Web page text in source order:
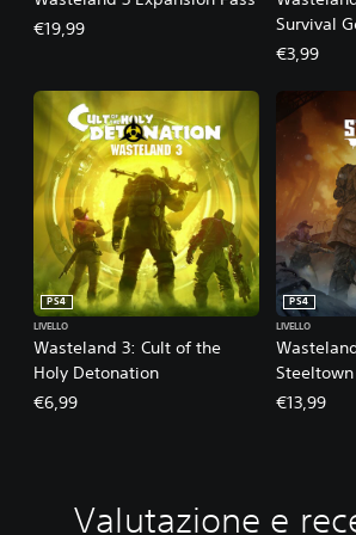
€19,99
Survival
€3,99
Wasteland 3: Cult of the
Holy Detonation
PS4
LIVELLO
€6,99
Steeltown
PS4
LIVELLO
€13,99
Valutazione e